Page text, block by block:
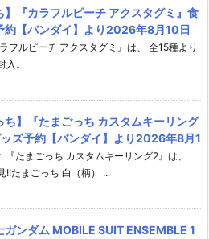
】『カラフルピーチ アクスタグミ』食
約【バンダイ】より2026年8月10日
ラフルピーチ アクスタグミ』は、 全15種より
入。
ち】『たまごっち カスタムキーリング
ズ予約【バンダイ】より2026年8月1
『たまごっち カスタムキーリング2』は、
!!たまごっち 白（柄） ...
ガンダム MOBILE SUIT ENSEMBLE 1